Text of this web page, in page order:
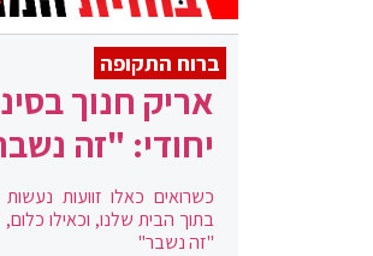
ברוח התקופה
אריק חנוך
יחודי: "זה
כשרואים כאלו זוועות
בתוך הבית שלנו, וכאילו
"זה נשבר"